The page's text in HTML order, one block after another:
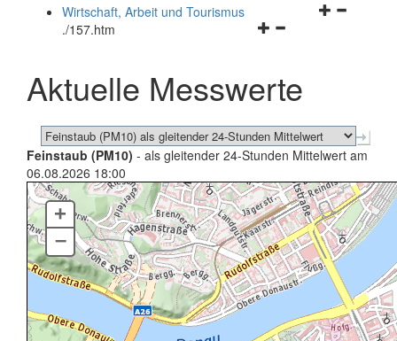
schließen
Navigationsmenü
schließen
Wirtschaft, Arbeit und Tourismus
./157.htm
Aktuelle Messwerte
Feinstaub (PM10) - als gleitender 24-Stunden Mittelwert am
06.08.2026 18:00
+
–